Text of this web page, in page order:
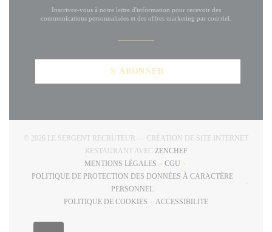
Inscrivez-vous à notre lettre d'information pour recevoir des
communications personnalisées et des offres marketing par courriel.
S'ABONNER
© 2026 LE SERGENT RECRUTEUR — CRÉATION DE SITE INTERNET
RESTAURANT AVEC ZENCHEF((OUVRE UNE
MENTIONS LÉGALES
CGU
POLITIQUE DE PROTECTION DES DONNÉES À CARACTÈRE
PERSONNEL((OUVRE UNE NOUVELLE FENÊTRE))
POLITIQUE DE COOKIES
ACCESSIBILITE